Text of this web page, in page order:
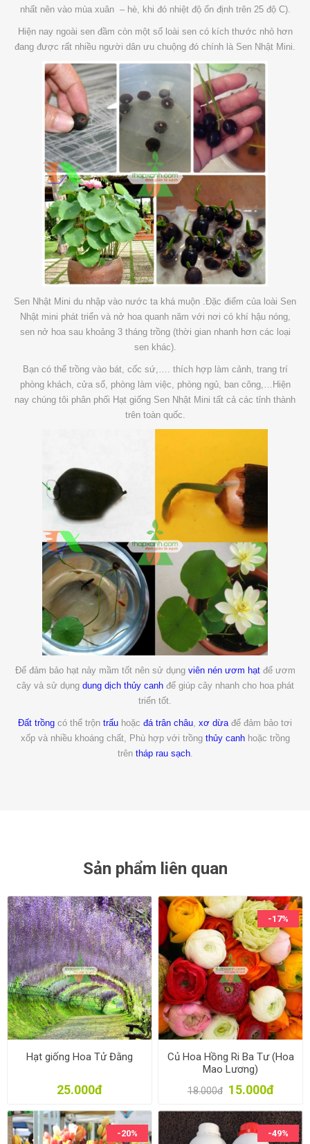
nhất nên vào mùa xuân – hè, khi đó nhiệt độ ổn định trên 25 độ C).
Hiện nay ngoài sen đầm còn một số loài sen có kích thước nhỏ hơn
đang được rất nhiều người dân ưu chuộng đó chính là Sen Nhật Mini.
Sen Nhật Mini du nhập vào nước ta khá muộn .Đặc điểm của loài Sen
Nhật mini phát triển và nở hoa quanh năm với nơi có khí hậu nóng,
sen nở hoa sau khoảng 3 tháng trồng (thời gian nhanh hơn các loại
sen khác).
Bạn có thể trồng vào bát, cốc sứ,…. thích hợp làm cảnh, trang trí
phòng khách, cửa sổ, phòng làm việc, phòng ngủ, ban công,…Hiện
nay chúng tôi phân phối Hạt giống Sen Nhật Mini tất cả các tỉnh thành
trên toàn quốc.
Để đảm bảo hạt nảy mầm tốt nên sử dụng viên nén ươm hạtđể ươm
cây và sử dụng dung dịch thủy canhđể giúp cây nhanh cho hoa phát
triển tốt.
Đất trồng có thể trộn trấu hoặc đá trân châu xơ dừa để đảm bảo tơi
xốp và nhiều khoáng chất, Phù hợp với trồng thủy canhhoặc trồng
trên tháp rau sạch.
Sản phẩm liên quan
Hạt giống Hoa Tử Đằng
25.000đ
-17%
Củ Hoa Hồng Ri Ba Tư (Hoa
Mao Lương)
18.000đ 15.000đ
-20% -49%